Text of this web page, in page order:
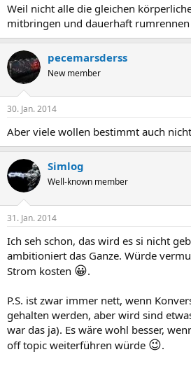
m
Weil nicht alle die gleichen
mitbringen und dauerhaft rumrennen
pecemarsderss
New member
30. Jan. 2014
Aber viele wollen bestimmt auch
Simlog
Well-known member
31. Jan. 2014
Ich seh schon, das wird es si nicht
ambitioniert das Ganze. Würde
Strom kosten 😀.
P.S. ist zwar immer nett, wenn
gehalten werden, aber wird sind
war das ja). Es wäre wohl besser,
off topic weiterführen würde 😉.